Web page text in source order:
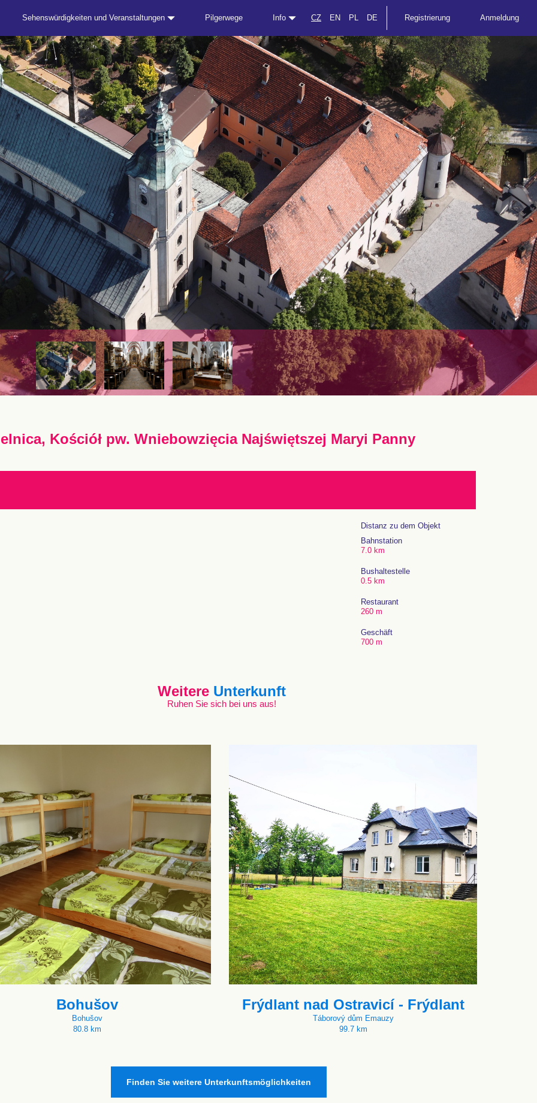
Sehenswürdigkeiten und Veranstaltungen Pilgerwege Info CZ EN PL DE Registrierung Anmeldung
Kościół pw. Wniebowzięcia Najświętszej Maryi Panny
Distanz zu dem Objekt
Bahnstation
7.0 km
Bushaltestelle
0.5 km
Restaurant
260 m
Geschäft
700 m
Weitere Unterkunft
Ruhen Sie sich bei uns aus!
Bohušov
Bohušov
80.8 km
Frýdlant nad Ostravicí - Frýdlant
Táborový dům Emauzy
99.7 km
Finden Sie weitere Unterkunftsmöglichkeiten